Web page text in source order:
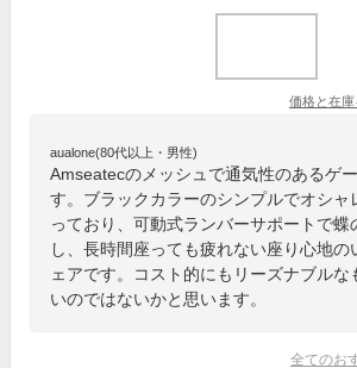
価格と在庫
aualone(80代以上・男性)
Amseatecのメッシュで通気性のあるゲ
す。ブラックカラーのシンプルでオシャ
っており、可動式ランバーサポートで蝶
し、長時間座っても疲れない座り心地の
ェアです。コスト的にもリーズナブルな
いのではないかと思います。
全てのお